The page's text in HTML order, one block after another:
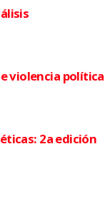
violencia política
2a edición